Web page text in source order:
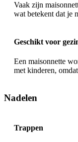
Vaak zijn
wat betekent dat je
Geschikt voor
Een maisonnette
met kinderen,
Nadelen
Trappen